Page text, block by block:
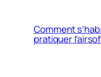
Comment
pratiquer